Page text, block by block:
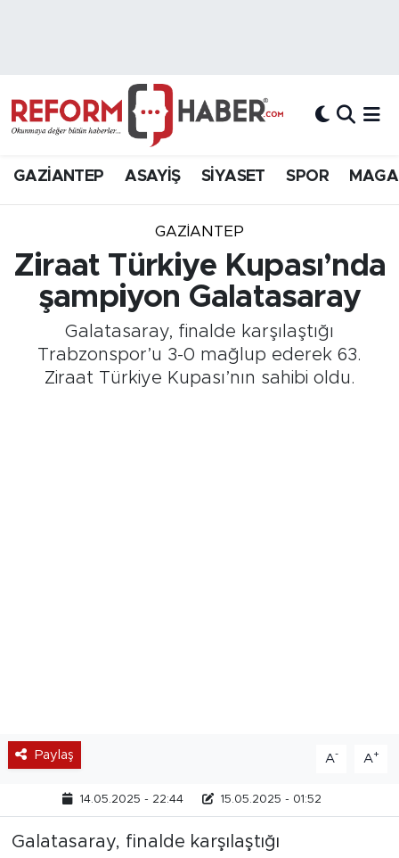
GAZİANTEP ASAYİŞ SİYASET SPOR
GAZIANTEP
Ziraat Türkiye Kupası’nda
şampiyon Galatasaray
Galatasaray, finalde karşılaştığı
Trabzonspor’u 3-0 mağlup ederek 63.
Ziraat Türkiye Kupası’nın sahibi oldu.
Paylaş A- A+
14.05.2025 - 22:44 15.05.2025 - 01:52
Galatasaray, finalde karşılaştığı
Hava Durumu
Süper Lig Puan Durumu ve Fikstür
Tüm Manşetler
Son Dakika Haberleri
Haber Arşivi